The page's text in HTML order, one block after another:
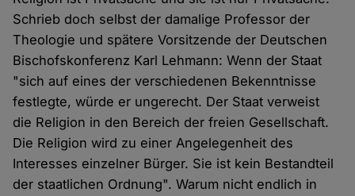
Schrieb doch selbst der damalige Professor der
Theologie und spätere Vorsitzende der Deutschen
Bischofskonferenz Karl Lehmann: Wenn der Staat
"sich auf eines der verschiedenen Bekenntnisse
festlegte, würde er ungerecht. Der Staat verweist
die Religion in den Bereich der freien Gesellschaft.
Die Religion wird zu einer Angelegenheit des
Interesses einzelner Bürger. Sie ist kein Bestandteil
der staatlichen Ordnung". Warum nicht endlich in